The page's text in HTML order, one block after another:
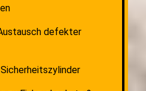
defekter